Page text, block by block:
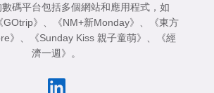
碼平台包括多個網站和應用程式，如
GOtrip》 《NM+新Monday》
《東方
》 《Sunday Kiss 親子童萌》
《經
濟一週》
。